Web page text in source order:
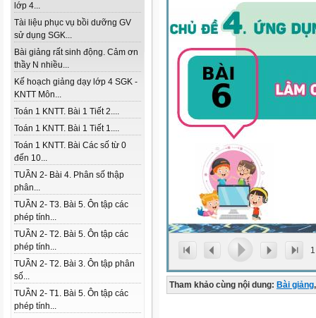
lớp 4...
Tài liệu phục vụ bồi dưỡng GV
sử dụng SGK...
Bài giảng rất sinh động. Cảm ơn
thầy N nhiều...
Kế hoạch giảng dạy lớp 4 SGK -
KNTT Môn...
Toán 1 KNTT. Bài 1 Tiết 2....
Toán 1 KNTT. Bài 1 Tiết 1....
Toán 1 KNTT. Bài Các số từ 0
đến 10...
TUẦN 2- Bài 4. Phân số thập
phân...
TUẦN 2- T3. Bài 5. Ôn tập các
phép tính...
TUẦN 2- T2. Bài 5. Ôn tập các
phép tính...
TUẦN 2- T2. Bài 3. Ôn tập phân
số...
TUẦN 2- T1. Bài 5. Ôn tập các
phép tính...
1
Tham khảo cùng nội dung: Bài giảng,